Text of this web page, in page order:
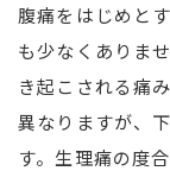
腹痛をはじめと
も少なくありま
き起こされる痛
異なりますが、
す。生理痛の度